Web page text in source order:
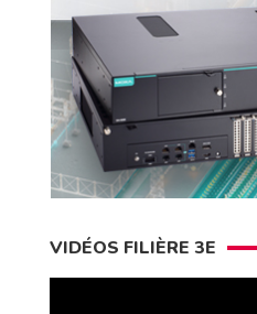
VIDÉOS FILIÈRE 3E